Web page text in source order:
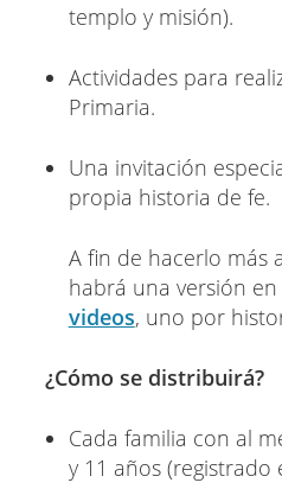
templo y misión).
Actividades para
Primaria.
Una invitación
propia historia de fe.
A fin de hacerlo más
habrá una versión en
videos, uno por
¿Cómo se distribuirá?
Cada familia con al
y 11 años